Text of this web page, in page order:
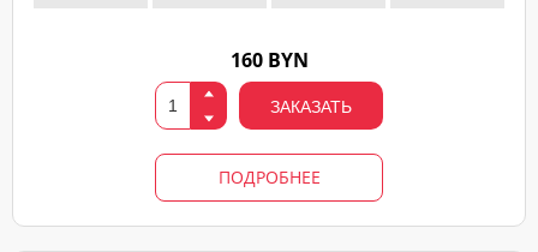
160 BYN
ЗАКАЗАТЬ
ПОДРОБНЕЕ